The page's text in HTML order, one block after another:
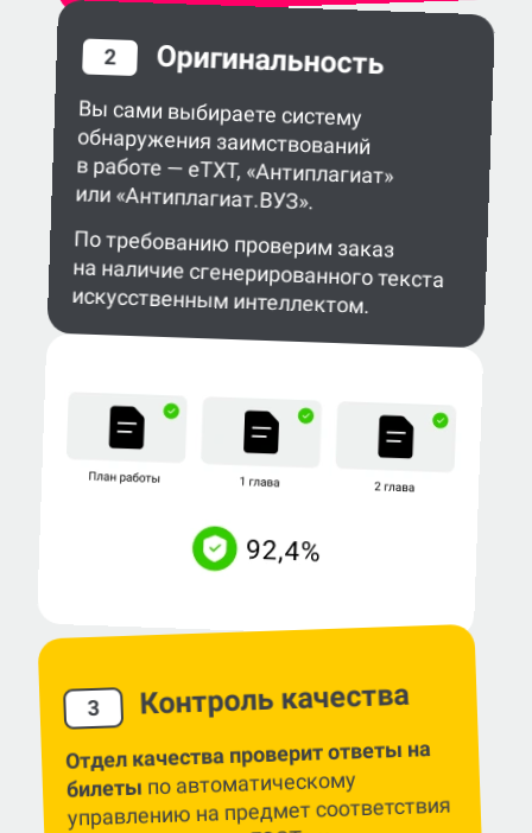
2 Оригинальность
Вы сами выбираете систему
обнаружения заимствований
в работе — eTXT, «Антиплагиат»
или «Антиплагиат.ВУЗ».
По требованию проверим заказ
на наличие сгенерированного текста
искусственным интеллектом.
3 Контроль качества
Отдел качества проверит ответы на
билеты по автоматическому
управлению на предмет соответствия